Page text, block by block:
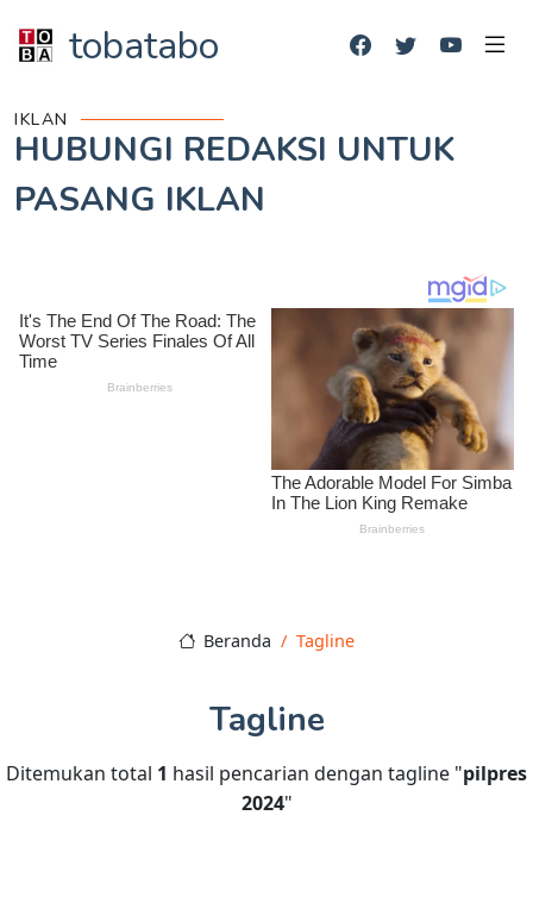
tobatabo
IKLAN
HUBUNGI REDAKSI UNTUK
PASANG IKLAN
Beranda Tagline
Tagline
Ditemukan total 1 hasil pencarian dengan tagline "pilpres
2024"